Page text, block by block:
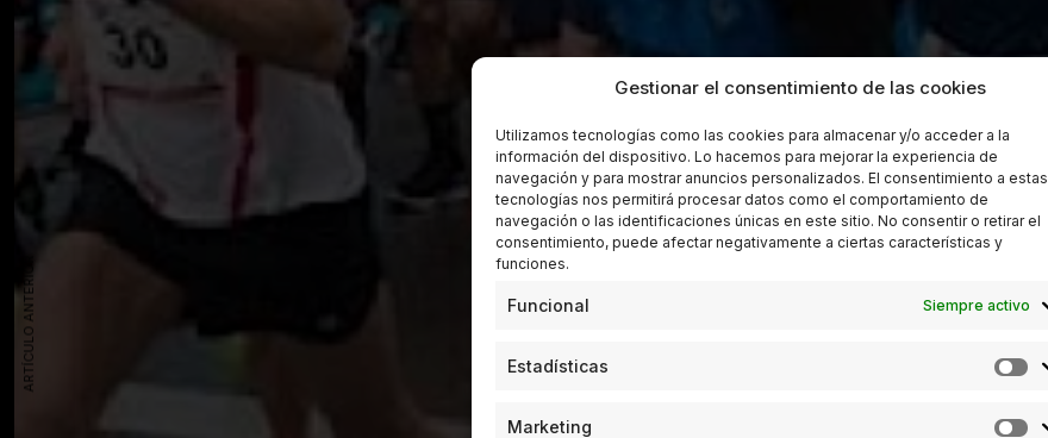
Gestionar el consentimiento de las cookies
Utilizamos tecnologías como las cookies para almacenar y/o acceder a la
información del dispositivo. Lo hacemos para mejorar la experiencia de
navegación y para mostrar anuncios personalizados. El consentimiento a estas
tecnologías nos permitirá procesar datos como el comportamiento de
navegación o las identificaciones únicas en este sitio. No consentir o retirar el
consentimiento, puede afectar negativamente a ciertas características y
funciones.
Funcional Siempre activo
Estadísticas
Marketing
ARTÍCULO ANTERIOR